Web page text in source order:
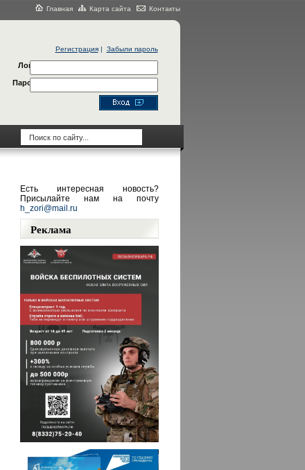
Главная Карта сайта Контакты
Регистрация| Забыли пароль
Логин
Пароль
Есть интересная новость?
Присылайте нам на почту
h_zori@mail.ru
Реклама